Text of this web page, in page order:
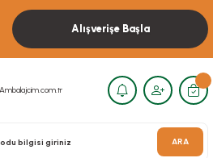
Alışverişe Başla
ARA